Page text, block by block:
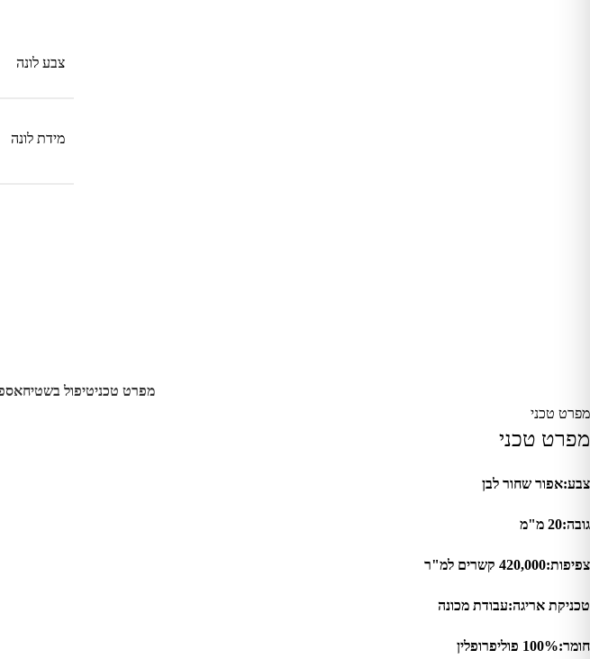
צבע לונה
מידת לונה
מפרט טכניטיפול בשטיח
מפרט טכני
מפרט טכני
צבע:אפור שחור לבן
גובה:20 מ"מ
צפיפות:420,000 קשרים למ"ר
טכניקת אריגה:עבודת מכונה
חומר:100% פוליפרופלין